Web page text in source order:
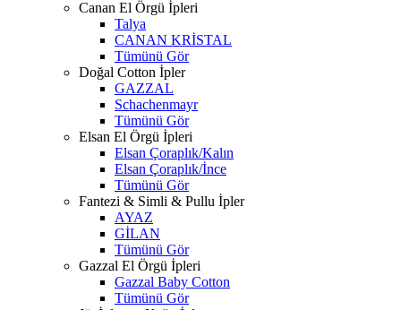
Canan El Örgü İpleri
Talya
CANAN KRİSTAL
Tümünü Gör
Doğal Cotton İpler
GAZZAL
Schachenmayr
Tümünü Gör
Elsan El Örgü İpleri
Elsan Çoraplık/Kalın
Elsan Çoraplık/İnce
Tümünü Gör
Fantezi & Simli & Pullu İpler
AYAZ
GİLAN
Tümünü Gör
Gazzal El Örgü İpleri
Gazzal Baby Cotton
Tümünü Gör